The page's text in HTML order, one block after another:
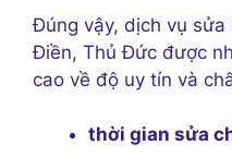
Đúng vậy, dịch vụ
Điền, Thủ Đức được
cao về độ uy tín và
thời gian sửa